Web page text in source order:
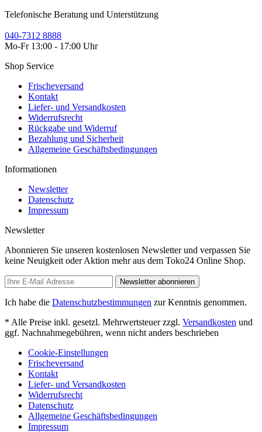
Telefonische Beratung und Unterstützung
040-7312 8888
Mo-Fr 13:00 - 17:00 Uhr
Shop Service
Frischeversand
Kontakt
Liefer- und Versandkosten
Widerrufsrecht
Rückgabe und Widerruf
Bezahlung und Sicherheit
Allgemeine Geschäftsbedingungen
Informationen
Newsletter
Datenschutz
Impressum
Newsletter
Abonnieren Sie unseren kostenlosen Newsletter und verpassen Sie
keine Neuigkeit oder Aktion mehr aus dem Toko24 Online Shop.
Newsletter abonnieren
Ich habe die Datenschutzbestimmungen zur Kenntnis genommen.
* Alle Preise inkl. gesetzl. Mehrwertsteuer zzgl. Versandkosten und
ggf. Nachnahmegebühren, wenn nicht anders beschrieben
Cookie-Einstellungen
Frischeversand
Kontakt
Liefer- und Versandkosten
Widerrufsrecht
Datenschutz
Allgemeine Geschäftsbedingungen
Impressum